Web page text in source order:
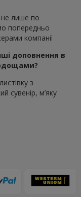
не лише по
попередньо
компанії
доповнення в
з
сувенір, м’яку